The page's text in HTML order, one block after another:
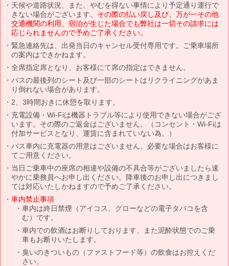
天候や道路状況、また、やむを得ない事情により予定通り運行で
きない場合がございます。 その際の払い戻し及び、万が一その他
交通機関の利用、宿泊が生じた場合でも弊社は一切その請求には
応じられませんので予めご了承ください。
緊急連絡先は、出発当日のキャンセル受付専用です。ご乗車場所
の案内はできかねます。
全席指定席となり、お客様にて席の指定はできません。
バスの最後列のシート及び一部のシートはリクライニングがあま
り倒れない場合があります。
2、3時間おきに休憩を取ります。
充電設備・Wi-Fiは機器トラブル等により使用できない場合がござ
います。その際のご返金はございません。（コンセント・Wi-Fiは
付加サービスとなり、運賃に含まれていない為。）
バス車内に充電器の用意はございません。必要な場合はお客様に
てご用意ください。
当日ご乗車中の座席の相違や設備の不具合等がございましたら速
やかに乗務員へお申し出ください。降車後のお申し出につきまし
ては対応いたしかねますので予めご了承ください。
車内禁止事項
車内は終日禁煙（アイコス、グローなどの電子タバコを含
む）です。
車内での飲酒はお断りしております、また泥酔状態でのご乗
車もお断りいたします。
臭いのきついもの（ファストフード等）の飲食はお控えくだ
さい。